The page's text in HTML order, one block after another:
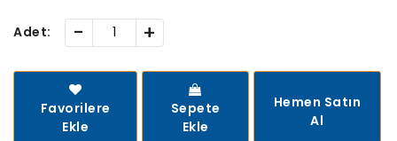
Adet: - +
Favorilere
Ekle
Sepete
Ekle
Hemen Satın
Al